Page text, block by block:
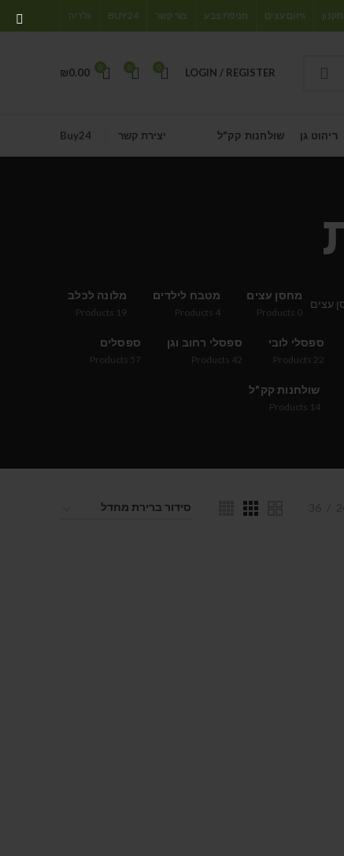
תקנון גיזום עצים מניפת צבע צור קשר BUY24 גלריה
LOGIN / REGISTER
0
0
0
₪0.00
ריהוט גן שולחנות קק"ל יצירת קשר Buy24
מחסן עצים
0
Products
מטבח לילדים
4
Products
מלונה לכלב
19
Products
ספסלי לובי
22
Products
ספסלי רחוב וגן
42
Products
ספסלים
57
Products
שולחנות קק"ל
14
Products